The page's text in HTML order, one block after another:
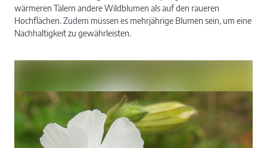
wärmeren Tälern andere Wildblumen als auf den raueren
Hochflächen. Zudem müssen es mehrjährige Blumen sein, um eine
Nachhaltigkeit zu gewährleisten.